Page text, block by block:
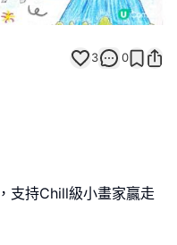
3 0
支持Chill級小畫家贏走